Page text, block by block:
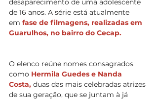
desaparecimento de uma adolescente
de 16 anos. A série está atualmente
em fase de filmagens, realizadas em
Guarulhos, no bairro do Cecap.
O elenco reúne nomes consagrados
como Hermila Guedes e Nanda
Costa, duas das mais celebradas atrizes
de sua geração, que se juntam à já